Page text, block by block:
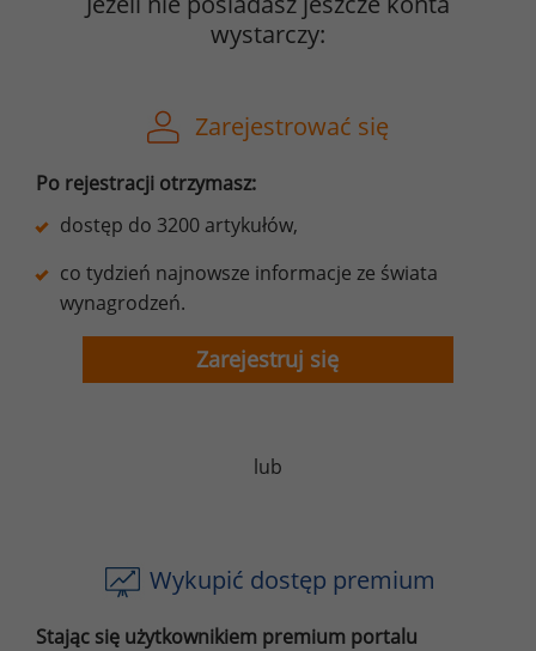
wystarczy:
Zarejestrować się
Po rejestracji otrzymasz:
dostęp do 3200 artykułów,
co tydzień najnowsze informacje ze świata
wynagrodzeń.
Zarejestruj się
lub
Wykupić dostęp premium
Stając się użytkownikiem premium portalu